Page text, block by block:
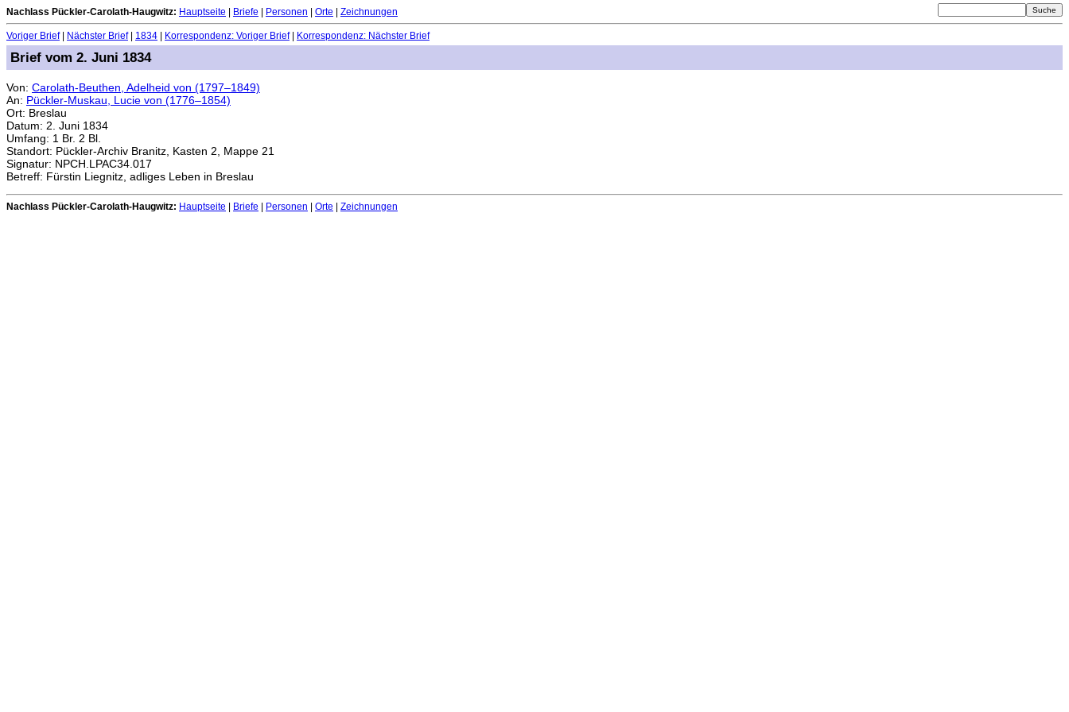
Nachlass Pückler-Carolath-Haugwitz: Hauptseite Briefe Personen Orte Zeichnungen
Voriger Brief| Nächster Brief| 1834 Korrespondenz: Voriger Brief| Korrespondenz: Nächster Brief
Brief vom 2. Juni 1834
Von: Carolath-Beuthen, Adelheid von (1797–1849)
An: Pückler-Muskau, Lucie von (1776–1854)
Ort: Breslau
Datum: 2. Juni 1834
Umfang: 1 Br. 2 Bl.
Standort: Pückler-Archiv Branitz, Kasten 2, Mappe 21
Signatur: NPCH.LPAC34.017
Betreff: Fürstin Liegnitz, adliges Leben in Breslau
Nachlass Pückler-Carolath-Haugwitz: Hauptseite Briefe Personen Orte Zeichnungen